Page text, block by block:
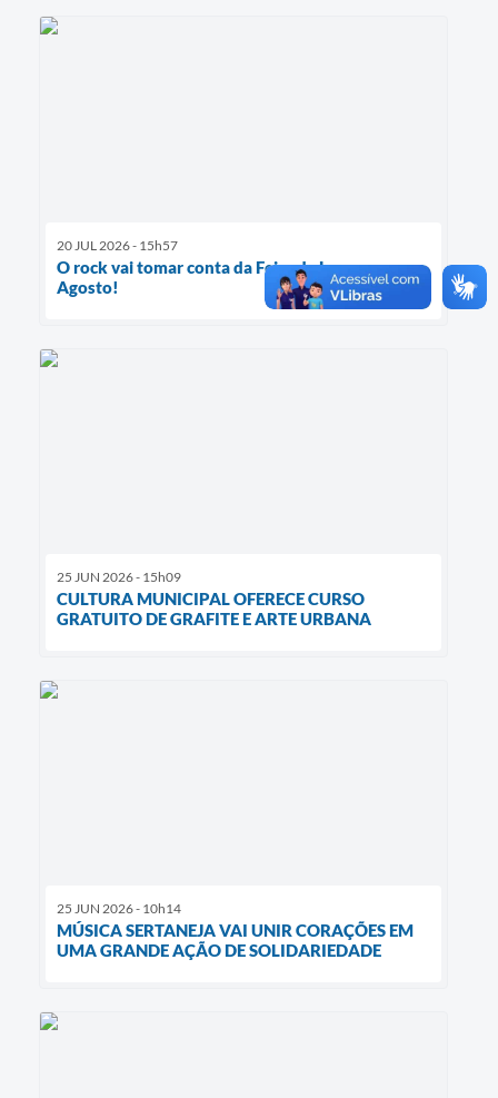
20 JUL 2026 - 15h57
O rock vai tomar conta da Feira da Lua em
Agosto!
25 JUN 2026 - 15h09
CULTURA MUNICIPAL OFERECE CURSO
GRATUITO DE GRAFITE E ARTE URBANA
25 JUN 2026 - 10h14
MÚSICA SERTANEJA VAI UNIR CORAÇÕES EM
UMA GRANDE AÇÃO DE SOLIDARIEDADE